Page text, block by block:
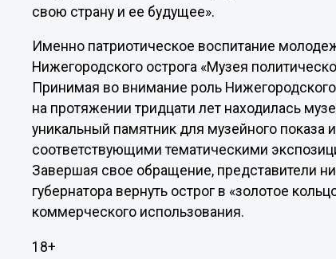
свою страну и ее будущее».
Именно патриотическое воспитание
Нижегородского острога «Музея
Принимая во внимание роль Нижегородского
на протяжении тридцати лет находилась
уникальный памятник для музейного показа
соответствующими тематическими
Завершая свое обращение, представители
губернатора вернуть острог в «золотое
коммерческого использования.
18+